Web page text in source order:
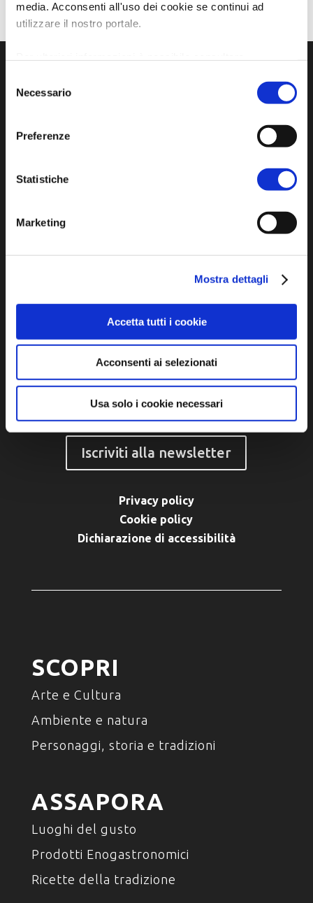
media. Acconsenti all'uso dei cookie se continui ad
utilizzare il nostro portale.
delNecessario
Preferenze
Statistiche
Marketing
Mostra dettagli
Accetta tutti i cookie
Acconsenti ai selezionati
Usa solo i cookie necessari
dell'Unione dei Comuni della Bassa Romagna
turismo@unione.labassaromagna.it
P.IVA e Cod. Fiscale 02291370399
P.E.C. pg.unione.labassaromagna.it@legalmail.it
Iscriviti alla newsletter
Privacy policy
Cookie policy
Dichiarazione di accessibilità
SCOPRI
Arte e Cultura
Ambiente e natura
Personaggi, storia e tradizioni
ASSAPORA
Luoghi del gusto
Prodotti Enogastronomici
Ricette della tradizione